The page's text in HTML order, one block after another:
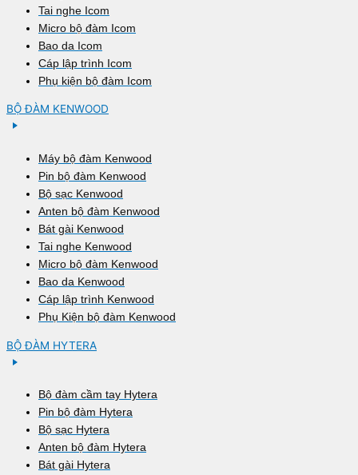
Tai nghe Icom
Micro bộ đàm Icom
Bao da Icom
Cáp lập trình Icom
Phụ kiện bộ đàm Icom
BỘ ĐÀM KENWOOD
Máy bộ đàm Kenwood
Pin bộ đàm Kenwood
Bộ sạc Kenwood
Anten bộ đàm Kenwood
Bát gài Kenwood
Tai nghe Kenwood
Micro bộ đàm Kenwood
Bao da Kenwood
Cáp lập trình Kenwood
Phụ Kiện bộ đàm Kenwood
BỘ ĐÀM HYTERA
Bộ đàm cầm tay Hytera
Pin bộ đàm Hytera
Bộ sạc Hytera
Anten bộ đàm Hytera
Bát gài Hytera